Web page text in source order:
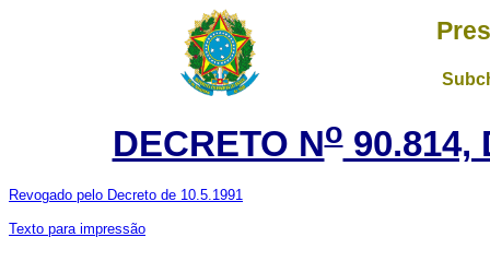
DECRETO No90.814,
Revogado pelo Decreto de 10.5.1991
Texto para impressão